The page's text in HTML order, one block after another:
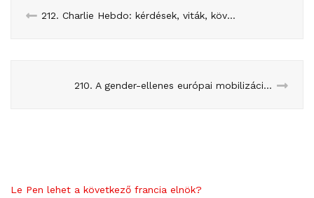
212. Charlie Hebdo: kérdések, viták, következmények (frissítve!)
210. A gender-ellenes európai mobilizáció: francia esettanulmány
Le Pen lehet a következő francia elnök?